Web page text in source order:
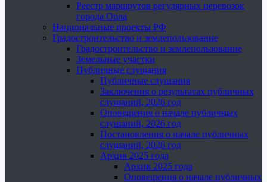
Реестр маршрутов регулярных перевозок
города Орла
Национальные проекты РФ
Градостроительство и землепользование
Градостроительство и землепользование
Земельные участки
Публичные слушания
Публичные слушания
Заключения о результатах публичных
слушаний, 2026 год
Оповещения о начале публичных
слушаний, 2026 год
Постановления о начале публичных
слушаний, 2026 год
Архив 2025 года
Архив 2025 года
Оповещения о начале публичных